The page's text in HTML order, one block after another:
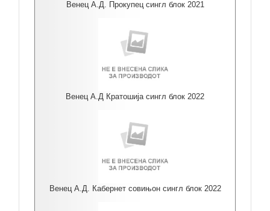
Венец А.Д. Прокупец сингл блок 2021
Венец А.Д Кратошија сингл блок 2022
Венец А.Д. Кабернет совињон сингл блок 2022